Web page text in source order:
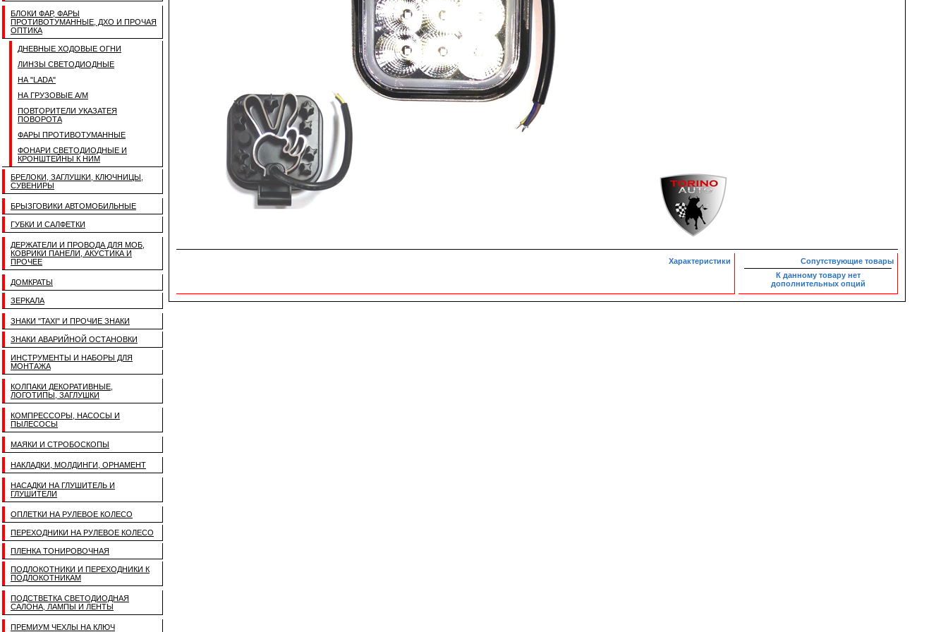
БЛОКИ ФАР, ФАРЫ
ПРОТИВОТУМАННЫЕ, ДХО И ПРОЧАЯ
ОПТИКА
ДНЕВНЫЕ ХОДОВЫЕ ОГНИ
ЛИНЗЫ СВЕТОДИОДНЫЕ
НА "LADA"
НА ГРУЗОВЫЕ А/М
ПОВТОРИТЕЛИ УКАЗАТЕЯ
ПОВОРОТА
ФАРЫ ПРОТИВОТУМАННЫЕ
ФОНАРИ СВЕТОДИОДНЫЕ И
КРОНШТЕЙНЫ К НИМ
БРЕЛОКИ, ЗАГЛУШКИ, КЛЮЧНИЦЫ,
СУВЕНИРЫ
БРЫЗГОВИКИ АВТОМОБИЛЬНЫЕ
ГУБКИ И САЛФЕТКИ
ДЕРЖАТЕЛИ И ПРОВОДА ДЛЯ МОБ,
КОВРИКИ ПАНЕЛИ, АКУСТИКА И
ПРОЧЕЕ
ДОМКРАТЫ
ЗЕРКАЛА
ЗНАКИ "TAXI" И ПРОЧИЕ ЗНАКИ
ЗНАКИ АВАРИЙНОЙ ОСТАНОВКИ
ИНСТРУМЕНТЫ И НАБОРЫ ДЛЯ
МОНТАЖА
КОЛПАКИ ДЕКОРАТИВНЫЕ,
ЛОГОТИПЫ, ЗАГЛУШКИ
КОМПРЕССОРЫ, НАСОСЫ И
ПЫЛЕСОСЫ
МАЯКИ И СТРОБОСКОПЫ
НАКЛАДКИ, МОЛДИНГИ, ОРНАМЕНТ
НАСАДКИ НА ГЛУШИТЕЛЬ И
ГЛУШИТЕЛИ
ОПЛЕТКИ НА РУЛЕВОЕ КОЛЕСО
ПЕРЕХОДНИКИ НА РУЛЕВОЕ КОЛЕСО
ПЛЕНКА ТОНИРОВОЧНАЯ
ПОДЛОКОТНИКИ И ПЕРЕХОДНИКИ К
ПОДЛОКОТНИКАМ
ПОДСТВЕТКА СВЕТОДИОДНАЯ
САЛОНА, ЛАМПЫ И ЛЕНТЫ
ПРЕМИУМ ЧЕХЛЫ НА КЛЮЧ
Характеристики
Сопутствующие товары
К данному товару нет
дополнительных опций